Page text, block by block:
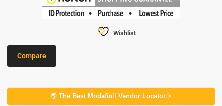
Wishlist
Compare
🌎 The Best Modafinil Vendor Locator >